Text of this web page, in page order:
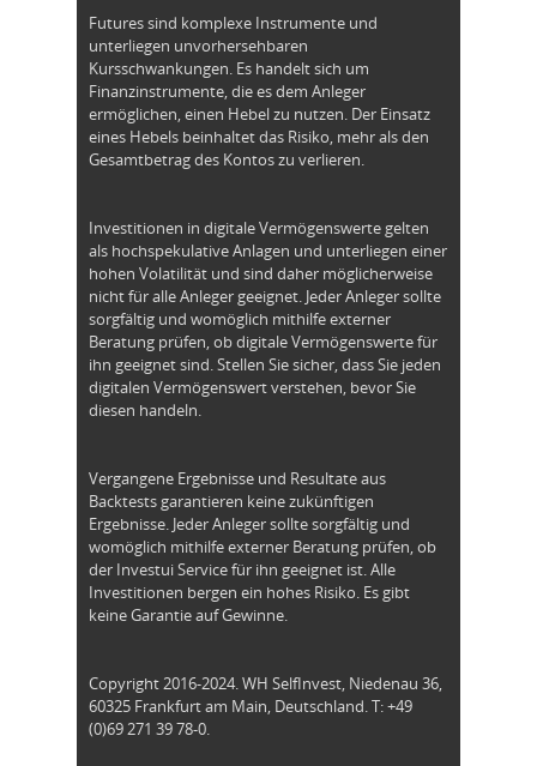
Futures sind komplexe Instrumente und
unterliegen unvorhersehbaren
Kursschwankungen. Es handelt sich um
Finanzinstrumente, die es dem Anleger
ermöglichen, einen Hebel zu nutzen. Der Einsatz
eines Hebels beinhaltet das Risiko, mehr als den
Gesamtbetrag des Kontos zu verlieren.
Investitionen in digitale Vermögenswerte gelten
als hochspekulative Anlagen und unterliegen einer
hohen Volatilität und sind daher möglicherweise
nicht für alle Anleger geeignet. Jeder Anleger sollte
sorgfältig und womöglich mithilfe externer
Beratung prüfen, ob digitale Vermögenswerte für
ihn geeignet sind. Stellen Sie sicher, dass Sie jeden
digitalen Vermögenswert verstehen, bevor Sie
diesen handeln.
Vergangene Ergebnisse und Resultate aus
Backtests garantieren keine zukünftigen
Ergebnisse. Jeder Anleger sollte sorgfältig und
womöglich mithilfe externer Beratung prüfen, ob
der Investui Service für ihn geeignet ist. Alle
Investitionen bergen ein hohes Risiko. Es gibt
keine Garantie auf Gewinne.
Copyright 2016-2024. WH SelfInvest, Niedenau 36,
60325 Frankfurt am Main, Deutschland. T: +49
(0)69 271 39 78-0.